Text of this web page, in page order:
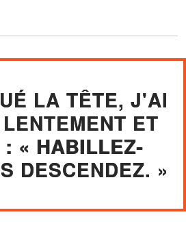
LA TÊTE, J'AI
ET
« HABILLEZ-
DESCENDEZ. »